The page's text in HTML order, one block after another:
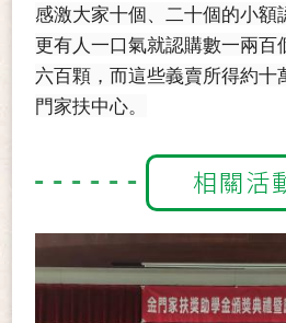
感激大家十個、二十個的小額
更有人一口氣就認購數一兩百
六百顆，而這些義賣所得約十
門家扶中心。
相關活